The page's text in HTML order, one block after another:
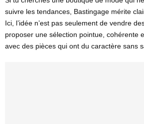
suivre les tendances, Bastingage mérite
Ici, l’idée n’est pas seulement de vendre
proposer une sélection pointue, cohérente
avec des pièces qui ont du caractère sans